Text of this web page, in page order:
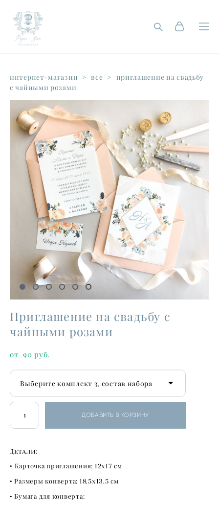
интернет-магазин > все >
приглашение на свадьбу
с чайными розами
Приглашение на свадьбу с
чайными розами
от 90 pуб.
Выберите комплект 3, состав набора
ДОБАВИТЬ В КОРЗИНУ
Детали:
• Карточка приглашения: 12х17 см
• Размеры конверта: 18,5х13,5 см
• Бумага для конверта: